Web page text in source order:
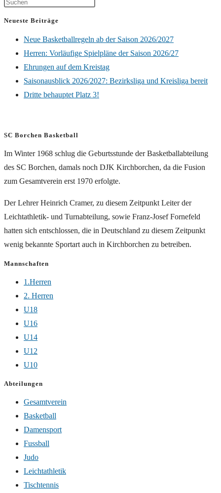
Neueste Beiträge
Neue Basketballregeln ab der Saison 2026/2027
Herren: Vorläufige Spielpläne der Saison 2026/27
Ehrungen auf dem Kreistag
Saisonausblick 2026/2027: Bezirksliga und Kreisliga bereit
Dritte behauptet Platz 3!
SC Borchen Basketball
Im Winter 1968 schlug die Geburtsstunde der Basketballabteilung
des SC Borchen, damals noch DJK Kirchborchen, da die Fusion
zum Gesamtverein erst 1970 erfolgte.
Der Lehrer Heinrich Cramer, zu diesem Zeitpunkt Leiter der
Leichtathletik- und Turnabteilung, sowie Franz-Josef Fornefeld
hatten sich entschlossen, die in Deutschland zu diesem Zeitpunkt
wenig bekannte Sportart auch in Kirchborchen zu betreiben.
Mannschaften
1.Herren
2. Herren
U18
U16
U14
U12
U10
Abteilungen
Gesamtverein
Basketball
Damensport
Fussball
Judo
Leichtathletik
Tischtennis